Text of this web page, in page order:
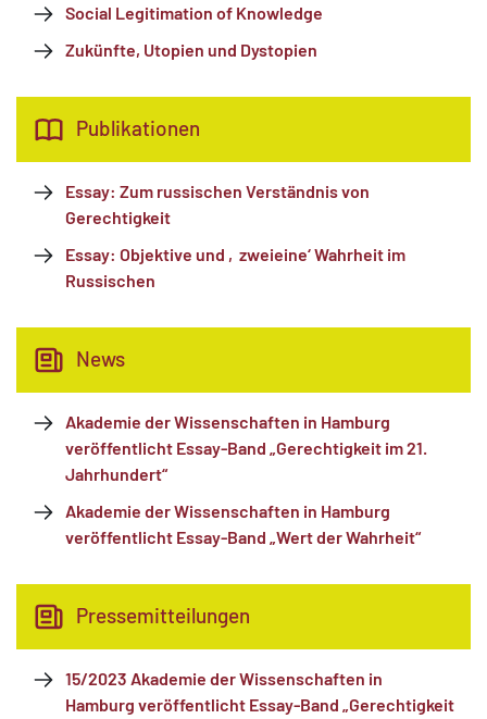
Social Legitimation of Knowledge
Zukünfte, Utopien und Dystopien
Publikationen
Essay: Zum russischen Verständnis von
Gerechtigkeit
Essay: Objektive und ‚zweieine‘ Wahrheit im
Russischen
News
Akademie der Wissenschaften in Hamburg
veröffentlicht Essay-Band „Gerechtigkeit im 21.
Jahrhundert“
Akademie der Wissenschaften in Hamburg
veröffentlicht Essay-Band „Wert der Wahrheit“
Pressemitteilungen
15/2023 Akademie der Wissenschaften in
Hamburg veröffentlicht Essay-Band „Gerechtigkeit